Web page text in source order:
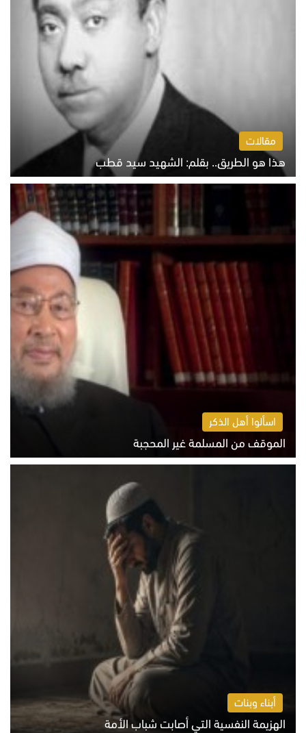
مقالات
هذا هو الطريق.. بقلم: الشهيد سيد قطب
الخميس 6 أغسطس 2026 10:52 ص
اسألوا أهل الذكر
الموقف من المسلمة غير المحجبة
الخميس 6 أغسطس 2026 10:45 ص
أبناء وبنات
الهزيمة النفسية التي أصابت شباب الأمة